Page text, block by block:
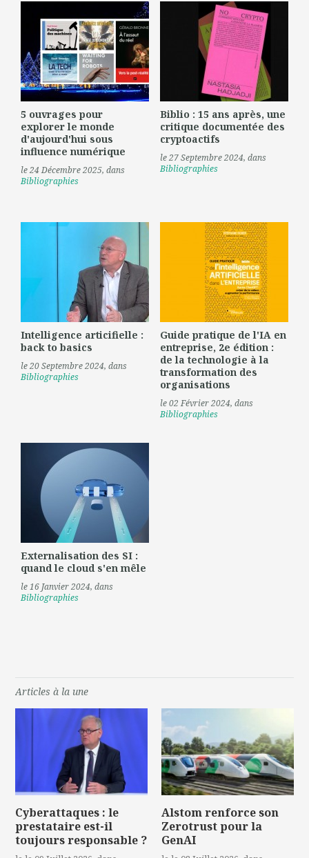
5 ouvrages pour
explorer le monde
d'aujourd'hui sous
influence numérique
le 24 Décembre 2025, dans
Bibliographies
Biblio : 15 ans après, une
critique documentée des
cryptoactifs
le 27 Septembre 2024, dans
Bibliographies
Intelligence articifielle :
back to basics
le 20 Septembre 2024, dans
Bibliographies
Guide pratique de l'IA en
entreprise, 2e édition :
de la technologie à la
transformation des
organisations
le 02 Février 2024, dans
Bibliographies
Externalisation des SI :
quand le cloud s'en mêle
le 16 Janvier 2024, dans
Bibliographies
Articles à la une
Cyberattaques : le
prestataire est-il
toujours responsable ?
Alstom renforce son
Zerotrust pour la
GenAI